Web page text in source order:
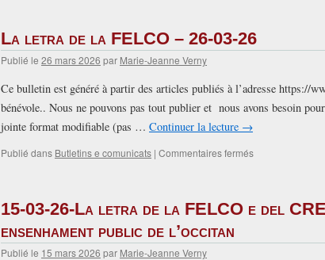
La letra de la FELCO – 26-03-26
Publié le 26 mars 2026 par Marie-Jeanne Verny
Ce bulletin est généré à partir des articles publiés à l’adresse https://
bénévole.. Nous ne pouvons pas tout publier et nous avons besoin
jointe format modifiable (pas … Continuer la lecture →
Publié dans Butletins e comunicats | Commentaires ferméssur
la
15-03-26-La letra de la FELCO e del
ensenhament public de l’occitan
Publié le 15 mars 2026 par Marie-Jeanne Verny